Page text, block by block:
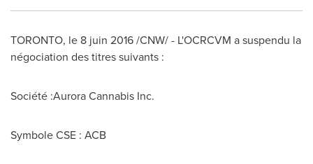
TORONTO, le 8 juin 2016 /CNW/ - L'OCRCVM a suspendu la
négociation des titres suivants :
Société :Aurora Cannabis Inc.
Symbole CSE : ACB